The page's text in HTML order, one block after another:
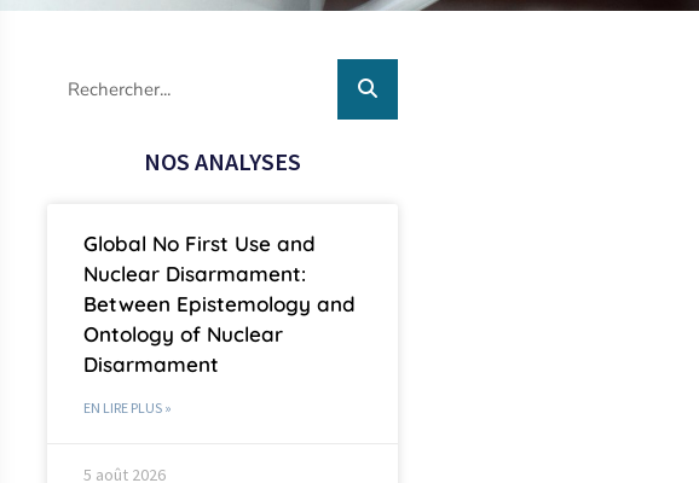
NOS ANALYSES
Global No First Use and
Nuclear Disarmament:
Between Epistemology and
Ontology of Nuclear
Disarmament
EN LIRE PLUS »
5 août 2026